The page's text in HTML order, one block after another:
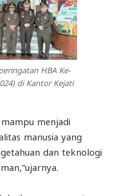
HBA Ke-
di Kantor Kejati
menjadi
manusia yang
dan teknologi